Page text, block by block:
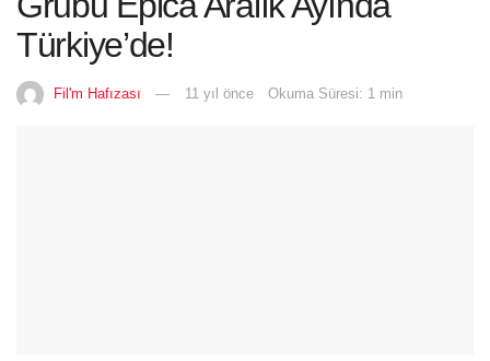
Türkiye’de!
Fil'm Hafızası 11 yıl önce Okuma Süresi: 1 min